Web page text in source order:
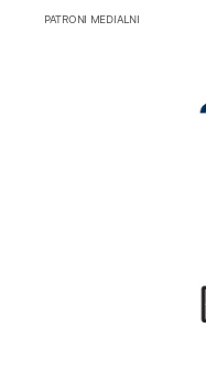
PATRONI MEDIALNI